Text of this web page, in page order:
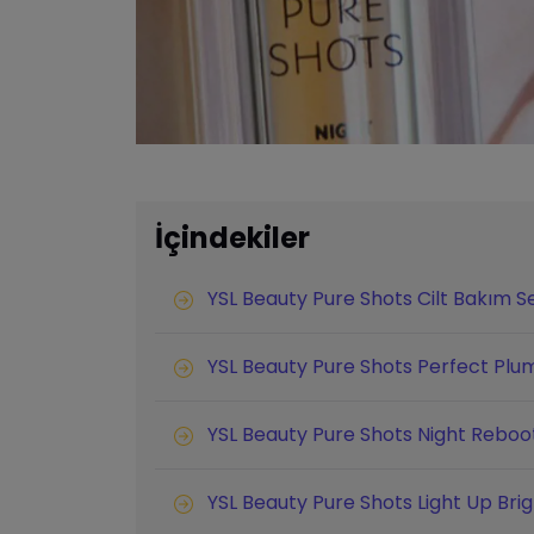
İçindekiler
YSL Beauty Pure Shots Cilt Bakım
YSL Beauty Pure Shots Perfect
YSL Beauty Pure Shots Night
YSL Beauty Pure Shots Light Up